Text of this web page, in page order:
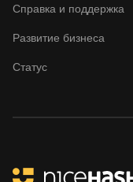
Справка и поддержка
Развитие бизнеса
Статус